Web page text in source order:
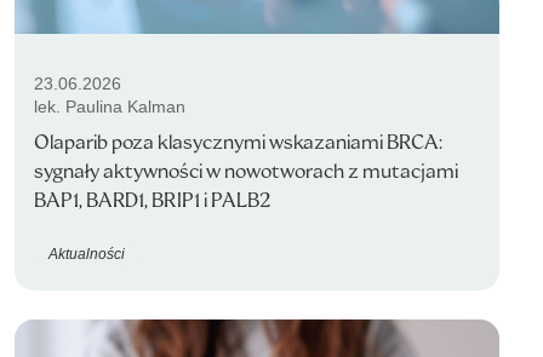
23.06.2026
lek. Paulina Kalman
Olaparib poza klasycznymi wskazaniami BRCA:
sygnały aktywności w nowotworach z mutacjami
BAP1, BARD1, BRIP1 i PALB2
Aktualności